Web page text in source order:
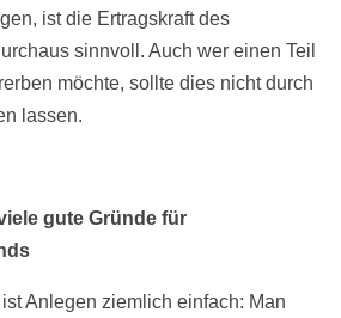
ist die Ertragskraft des
sinnvoll. Auch wer einen Teil
möchte, sollte dies nicht durch
lassen.
gute Gründe für
Anlegen ziemlich einfach: Man